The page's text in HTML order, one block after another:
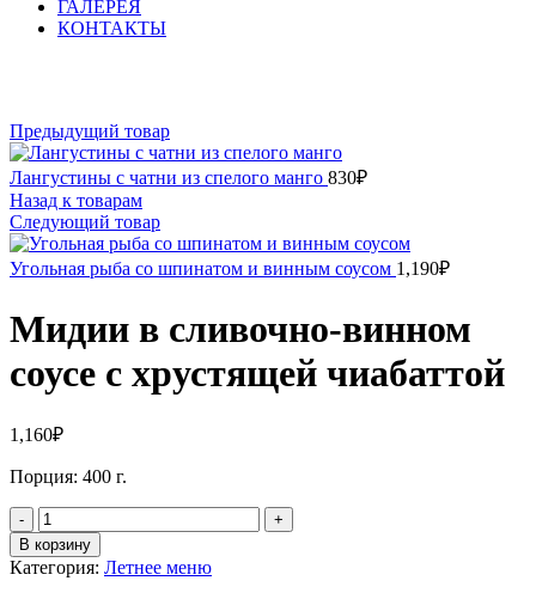
ГАЛЕРЕЯ
КОНТАКТЫ
Предыдущий товар
Лангустины с чатни из спелого манго 830₽
Назад к товарам
Следующий товар
Угольная рыба со шпинатом и винным соусом 1,190₽
Мидии в сливочно-винном
соусе с хрустящей чиабаттой
1,160₽
Порция: 400 г.
Количество
В корзину
Категория: Летнее меню